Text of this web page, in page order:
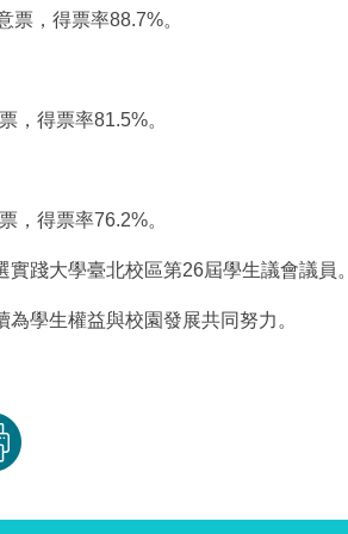
票，得票率88.7%。
，得票率81.5%。
，得票率76.2%。
踐大學臺北校區第26屆學生議會議員。
學生權益與校園發展共同努力。